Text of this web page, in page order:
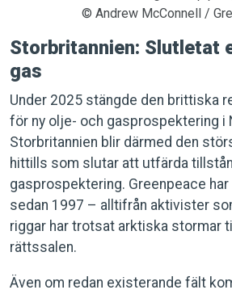
© Andrew McConnell /
Storbritannien: Slutletat
gas
Under 2025 stängde den brittiska
för ny olje- och gasprospektering i
Storbritannien blir därmed den
hittills som slutar att utfärda
gasprospektering. Greenpeace
sedan 1997 – alltifrån aktivister
riggar har trotsat arktiska stormar
rättssalen.
Även om redan existerande fält